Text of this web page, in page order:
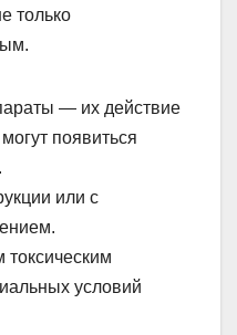
только
— их действие
появиться
или с
условий